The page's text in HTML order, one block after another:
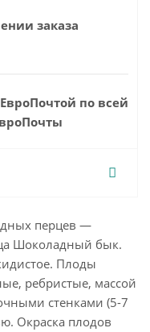
заказа
по всей
перцев —
Шоколадный бык.
Плоды
ребристые, массой
стенками (5-7
Окраска плодов